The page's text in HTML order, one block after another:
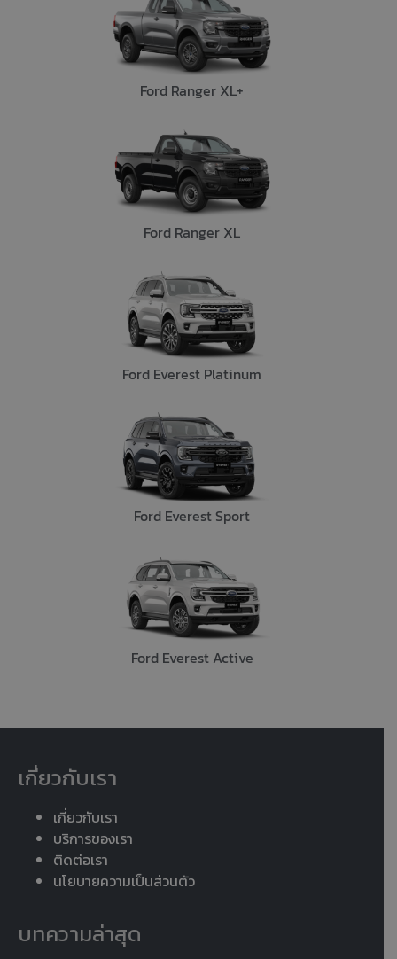
Ford Ranger XL+
Ford Ranger XL
Ford Everest Platinum
Ford Everest Sport
Ford Everest Active
เกี่ยวกับเรา
เกี่ยวกับเรา
บริการของเรา
ติดต่อเรา
นโยบายความเป็นส่วนตัว
บทความล่าสุด